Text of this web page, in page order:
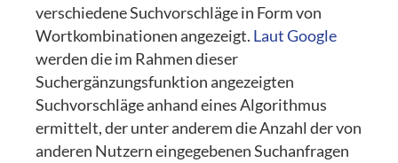
verschiedene Suchvorschläge in Form von
Wortkombinationen angezeigt. Laut Google
werden die im Rahmen dieser
Suchergänzungsfunktion angezeigten
Suchvorschläge anhand eines Algorithmus
ermittelt, der unter anderem die Anzahl der von
anderen Nutzern eingegebenen Suchanfragen